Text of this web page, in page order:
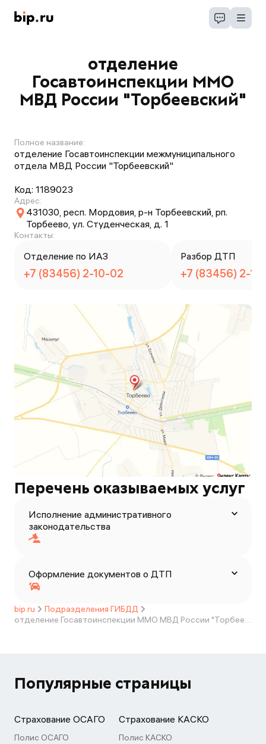
отделение
Госавтоинспекции ММО
МВД России "Торбеевский"
Полное название:
отделение Госавтоинспекции межмуниципального
отдела МВД России "Торбеевский"
Код: 1189023
Адрес:
431030, респ. Мордовия, р-н Торбеевский, рп.
Торбеево, ул. Студенческая, д. 1
Контакты:
Отделение по ИАЗ
+7 (83456) 2-10-02
Разбор ДТП
+7 (83456) 2-
Перечень оказываемых услуг
Исполнение административного
законодательства
Оформление документов о ДТП
bip.ru
Подразделения ГИБДД
отделение Госавтоинспекции ММО МВД России "Торбеевский"
Популярные страницы
Страхование ОСАГО
Полис ОСАГО
Страхование КАСКО
Полис КАСКО